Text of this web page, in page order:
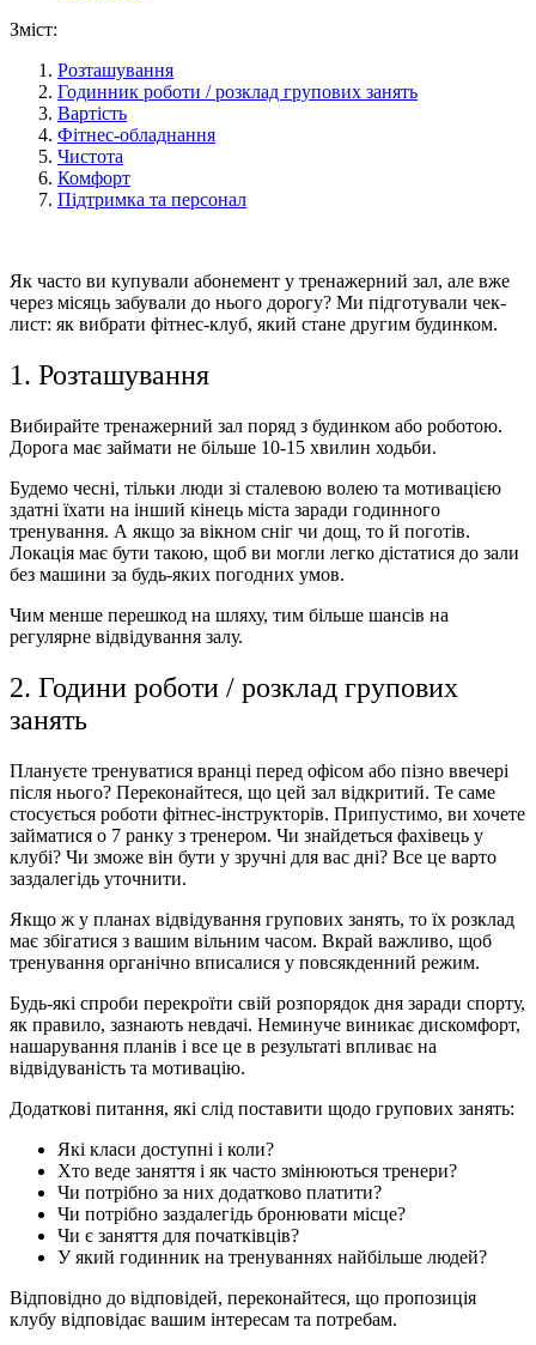
Зміст:
Розташування
Годинник роботи / розклад групових занять
Вартість
Фітнес-обладнання
Чистота
Комфорт
Підтримка та персонал
Як часто ви купували абонемент у тренажерний зал, але вже
через місяць забували до нього дорогу? Ми підготували чек-
лист: як вибрати фітнес-клуб, який стане другим будинком.
1. Розташування
Вибирайте тренажерний зал поряд з будинком або роботою.
Дорога має займати не більше 10-15 хвилин ходьби.
Будемо чесні, тільки люди зі сталевою волею та мотивацією
здатні їхати на інший кінець міста заради годинного
тренування. А якщо за вікном сніг чи дощ, то й поготів.
Локація має бути такою, щоб ви могли легко дістатися до зали
без машини за будь-яких погодних умов.
Чим менше перешкод на шляху, тим більше шансів на
регулярне відвідування залу.
2. Години роботи / розклад групових
занять
Плануєте тренуватися вранці перед офісом або пізно ввечері
після нього? Переконайтеся, що цей зал відкритий. Те саме
стосується роботи фітнес-інструкторів. Припустимо, ви хочете
займатися о 7 ранку з тренером. Чи знайдеться фахівець у
клубі? Чи зможе він бути у зручні для вас дні? Все це варто
заздалегідь уточнити.
Якщо ж у планах відвідування групових занять, то їх розклад
має збігатися з вашим вільним часом. Вкрай важливо, щоб
тренування органічно вписалися у повсякденний режим.
Будь-які спроби перекроїти свій розпорядок дня заради спорту,
як правило, зазнають невдачі. Неминуче виникає дискомфорт,
нашарування планів і все це в результаті впливає на
відвідуваність та мотивацію.
Додаткові питання, які слід поставити щодо групових занять:
Які класи доступні і коли?
Хто веде заняття і як часто змінюються тренери?
Чи потрібно за них додатково платити?
Чи потрібно заздалегідь бронювати місце?
Чи є заняття для початківців?
У який годинник на тренуваннях найбільше людей?
Відповідно до відповідей, переконайтеся, що пропозиція
клубу відповідає вашим інтересам та потребам.